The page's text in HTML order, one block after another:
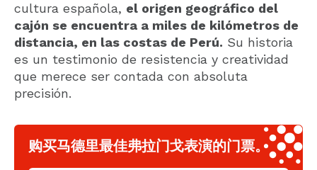
cultura española, el origen geográfico del
cajón se encuentra a miles de kilómetros de
distancia, en las costas de Perú. Su historia
es un testimonio de resistencia y creatividad
que merece ser contada con absoluta
precisión.
购买马德里最佳弗拉门戈表演的门票。